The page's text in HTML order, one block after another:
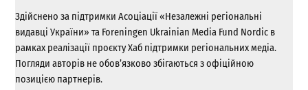
Здійснено за підтримки Асоціації «Незалежні регіональні
видавці України» та Foreningen Ukrainian Media Fund Nordic в
рамках реалізації проєкту Хаб підтримки регіональних медіа.
Погляди авторів не обов’язково збігаються з офіційною
позицією партнерів.